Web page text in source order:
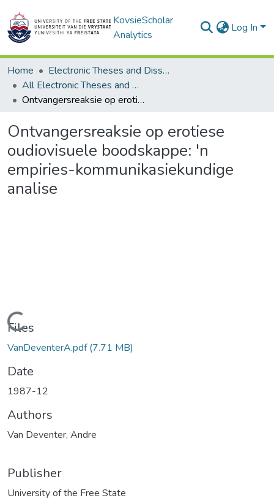
KovsieScholar
Analytics
Log In
Home
Electronic Theses and Dissertations
All Electronic Theses and Dissertations
Ontvangersreaksie op erotiese oudiovisuele boodskappe: 'n empiries-kommunikasiekundige analise
Ontvangersreaksie op erotiese
oudiovisuele boodskappe: 'n
empiries-kommunikasiekundige
analise
Loading...
Files
VanDeventerA.pdf(7.71 MB)
Date
1987-12
Authors
Van Deventer, Andre
Publisher
University of the Free State